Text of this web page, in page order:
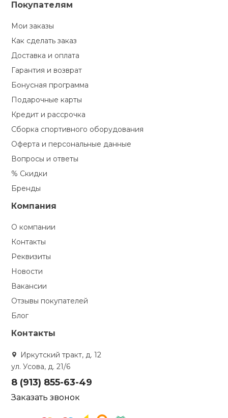
Покупателям
Мои заказы
Как сделать заказ
Доставка и оплата
Гарантия и возврат
Бонусная программа
Подарочные карты
Кредит и рассрочка
Сборка спортивного оборудования
Оферта и персональные данные
Вопросы и ответы
% Скидки
Бренды
Компания
О компании
Контакты
Реквизиты
Новости
Вакансии
Отзывы покупателей
Блог
Контакты
Иркутский тракт, д. 12
ул. Усова, д. 21/6
8 (913) 855-63-49
Заказать звонок